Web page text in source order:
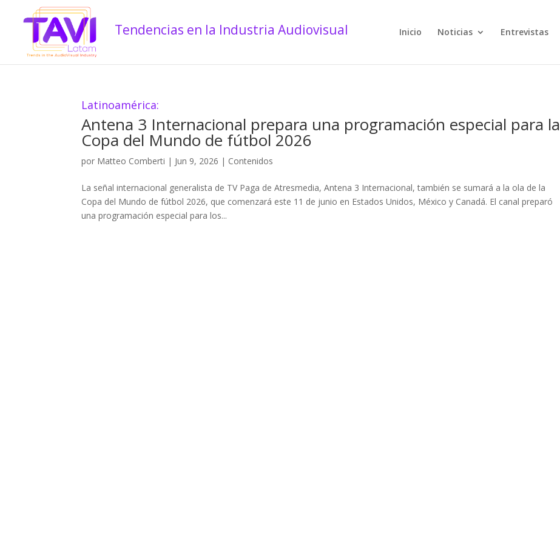
Inicio Noticias Entrevistas
Latinoamérica:
Antena 3 Internacional prepara una programación especial para la
Copa del Mundo de fútbol 2026
por Matteo Comberti | Jun 9, 2026 | Contenidos
La señal internacional generalista de TV Paga de Atresmedia, Antena 3 Internacional, también se sumará a la ola de la
Copa del Mundo de fútbol 2026, que comenzará este 11 de junio en Estados Unidos, México y Canadá. El canal preparó
una programación especial para los...